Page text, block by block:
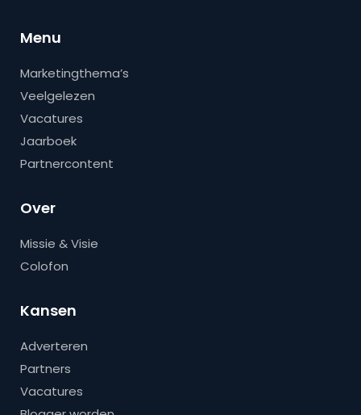
Menu
Marketingthema’s
Veelgelezen
Vacatures
Jaarboek
Partnercontent
Over
Missie & Visie
Colofon
Kansen
Adverteren
Partners
Vacatures